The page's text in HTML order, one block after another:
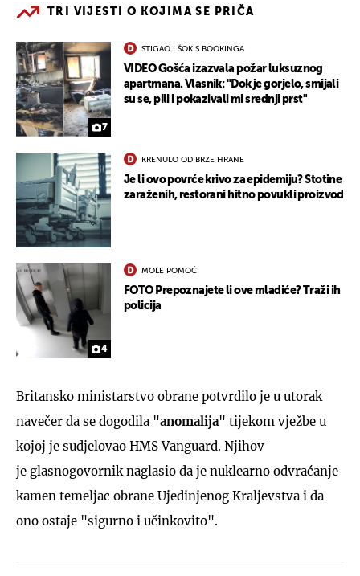
TRI VIJESTI O KOJIMA SE PRIČA
7
STIGAO I ŠOK S BOOKINGA
VIDEO Gošća izazvala požar luksuznog
apartmana. Vlasnik: "Dok je gorjelo, smijali
su se, pili i pokazivali mi srednji prst"
KRENULO OD BRZE HRANE
Je li ovo povrće krivo za epidemiju? Stotine
zaraženih, restorani hitno povukli proizvod
4
MOLE POMOĆ
FOTO Prepoznajete li ove mladiće? Traži ih
policija
Britansko ministarstvo obrane potvrdilo je u utorak
navečer da se dogodila "anomalija" tijekom vježbe u
kojoj je sudjelovao HMS Vanguard. Njihov
je glasnogovornik naglasio da je nuklearno odvraćanje
kamen temeljac obrane Ujedinjenog Kraljevstva i da
ono ostaje "sigurno i učinkovito".